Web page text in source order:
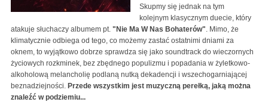
Skupmy się jednak na tym
kolejnym klasycznym duecie, który
atakuje słuchaczy albumem pt. "Nie Ma W Nas Bohaterów" . Mimo, że
klimatycznie odbiega od tego, co możemy zastać ostatnimi dniami za
oknem, to wyjątkowo dobrze sprawdza się jako soundtrack do wieczornych
życiowych rozkminek, bez zbędnego populizmu i popadania w żyletkowo-
alkoholową melancholię podlaną nutką dekadencji i wszechogarniającej
beznadziejności. Przede wszystkim jest muzyczną perełką, jaką można
znaleźć w podziemiu...